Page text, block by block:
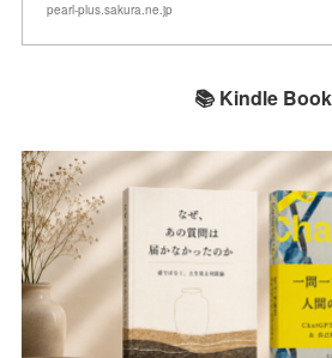
pearl-plus.sakura.ne.jp
📚 Kindle